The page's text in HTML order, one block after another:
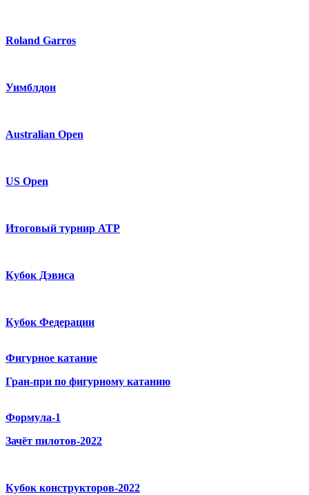
Roland Garros
Уимблдон
Australian Open
US Open
Итоговый турнир ATP
Кубок Дэвиса
Кубок Федерации
Фигурное катание
Гран-при по фигурному катанию
Формула-1
Зачёт пилотов-2022
Кубок конструкторов-2022